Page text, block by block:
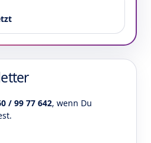
/ 99 77 642, wenn Du